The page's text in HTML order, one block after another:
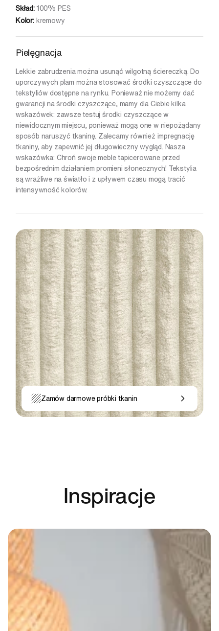
Skład: 100% PES
Kolor: kremowy
Pielęgnacja
Lekkie zabrudzenia można usunąć wilgotną ściereczką. Do
uporczywych plam można stosować środki czyszczące do
tekstyliów dostępne na rynku. Ponieważ nie możemy dać
gwarancji na środki czyszczące, mamy dla Ciebie kilka
wskazówek: zawsze testuj środki czyszczące w
niewidocznym miejscu, ponieważ mogą one w niepożądany
sposób naruszyć tkaninę. Zalecamy również impregnację
tkaniny, aby zapewnić jej długowieczny wygląd. Nasza
wskazówka: Chroń swoje meble tapicerowane przed
bezpośrednim działaniem promieni słonecznych! Tekstylia
są wrażliwe na światło i z upływem czasu mogą tracić
intensywność kolorów.
Zamów darmowe próbki tkanin
Inspiracje